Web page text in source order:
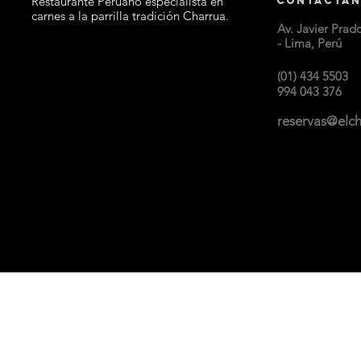
carnes a la parrilla tradición Charrua.
Av. Javier
- Lima, Perú
(01) 434 5503
994 043 376